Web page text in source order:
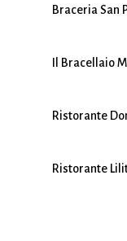
Braceria San
Il Bracellaio
Ristorante
Ristorante